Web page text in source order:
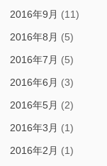
2016年9月 (11)
2016年8月 (5)
2016年7月 (5)
2016年6月 (3)
2016年5月 (2)
2016年3月 (1)
2016年2月 (1)